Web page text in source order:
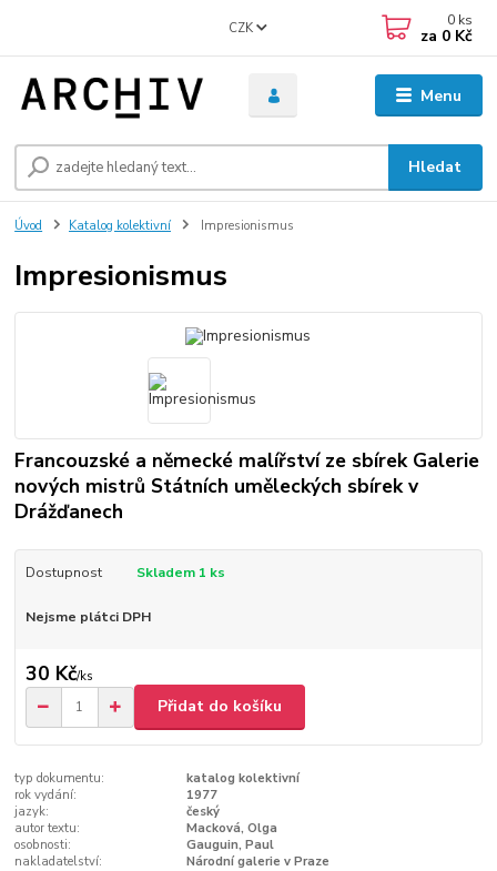
Menu
CZK
Hledat
0 ks
za 0 Kč
Úvod Katalog kolektivní Impresionismus
Impresionismus
Francouzské a německé malířství ze sbírek Galerie
nových mistrů Státních uměleckých sbírek v
Drážďanech
Dostupnost Skladem 1 ks
Nejsme plátci DPH
30 Kč/ks
Přidat do košíku
typ dokumentu:
katalog kolektivní
rok vydání:
1977
jazyk:
český
autor textu:
Macková, Olga
osobnosti:
Gauguin, Paul
nakladatelství:
Národní galerie v Praze